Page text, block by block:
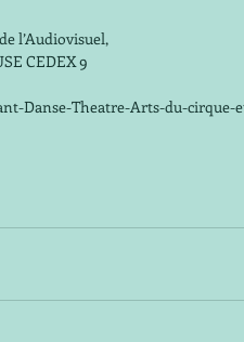
l’Audiovisuel,
CEDEX 9
Danse-Theatre-Arts-du-cirque-